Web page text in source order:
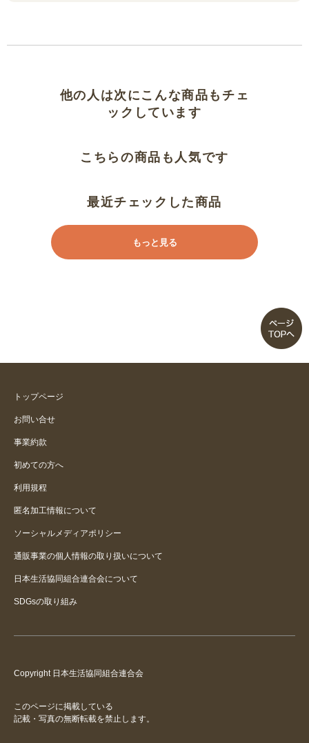
他の人は次にこんな商品もチェ
ックしています
こちらの商品も人気です
最近チェックした商品
もっと見る
トップページ
お問い合せ
事業約款
初めての方へ
利用規程
匿名加工情報について
ソーシャルメディアポリシー
通販事業の個人情報の取り扱いについて
日本生活協同組合連合会について
SDGsの取り組み
Copyright 日本生活協同組合連合会
このページに掲載している
記載・写真の無断転載を禁止します。